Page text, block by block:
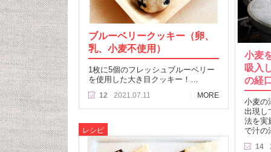
ブルーベリークッキー（卵、
乳、小麦不使用）
1枚に5個のフレッシュブルーベリー
を使用した大き目クッキー！…
12 2021.07.11 MORE
小麦
吸入
の経
小麦の
出現し
法を実
で汁の
14
レシピ